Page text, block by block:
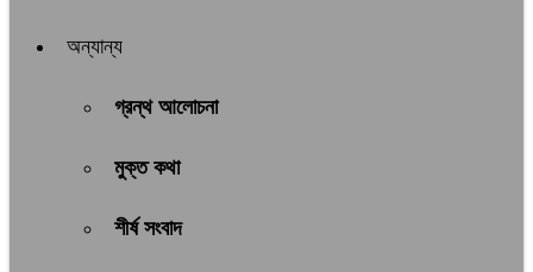
অন্যান্য
গ্রন্থ আলোচনা
মুক্ত কথা
শীর্ষ সংবাদ